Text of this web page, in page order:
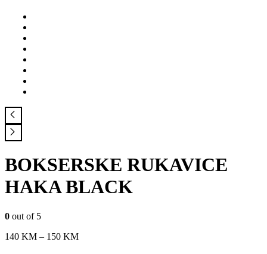
BOKSERSKE RUKAVICE
HAKA BLACK
0 out of 5
140 KM – 150 KM